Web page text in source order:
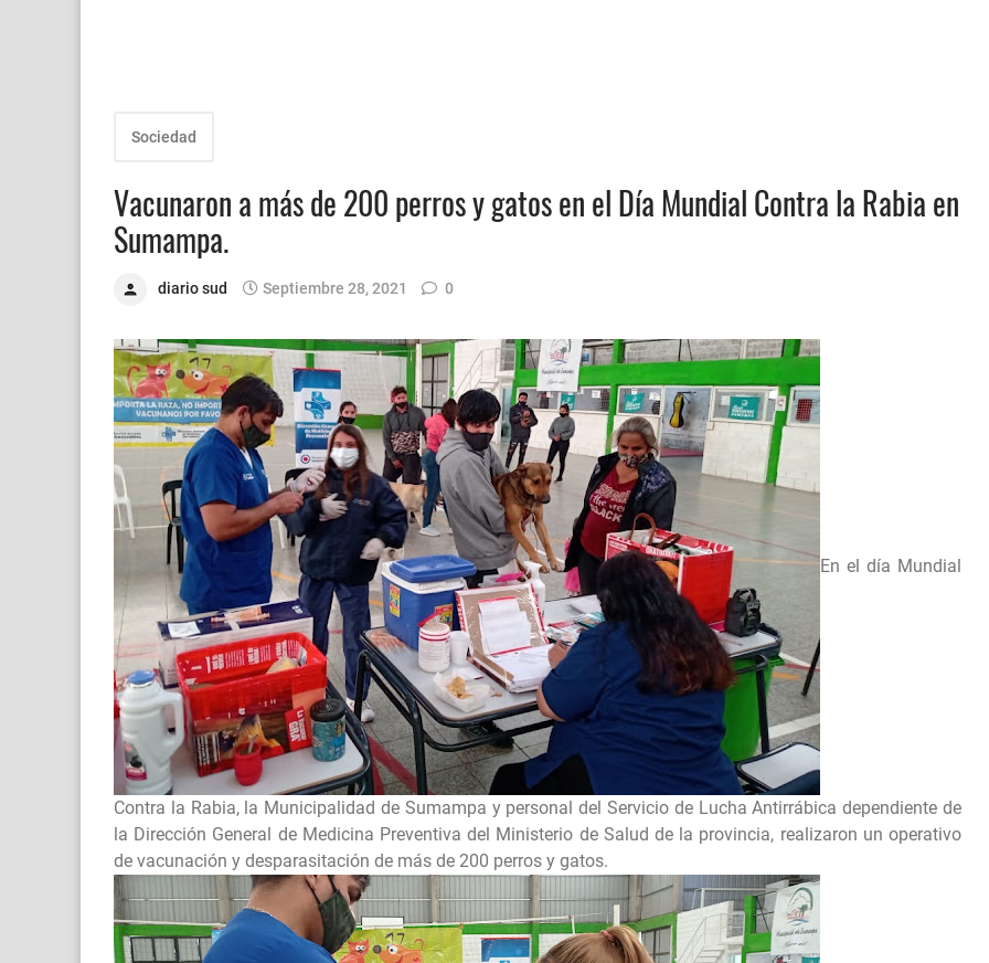
Sociedad
Vacunaron a más de 200 perros y gatos en el Día Mundial Contra la Rabia en
Sumampa.
diario sud Septiembre 28, 2021 0
En el día Mundial
Contra la Rabia, la Municipalidad de Sumampa y personal del Servicio de Lucha Antirrábica dependiente de
la Dirección General de Medicina Preventiva del Ministerio de Salud de la provincia, realizaron un operativo
de vacunación y desparasitación de más de 200 perros y gatos.